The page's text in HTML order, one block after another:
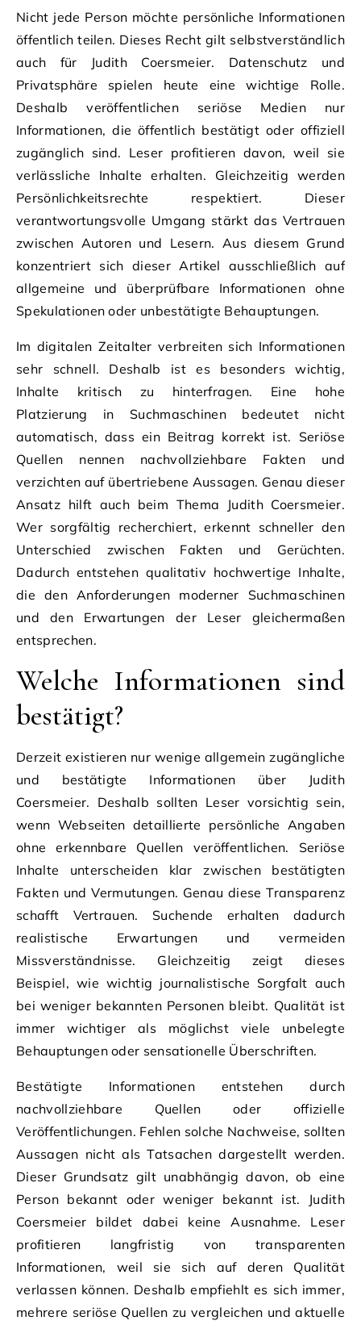
Nicht jede Person möchte persönliche Informationen
öffentlich teilen. Dieses Recht gilt selbstverständlich
auch für Judith Coersmeier. Datenschutz und
Privatsphäre spielen heute eine wichtige Rolle.
Deshalb veröffentlichen seriöse Medien nur
Informationen, die öffentlich bestätigt oder offiziell
zugänglich sind. Leser profitieren davon, weil sie
verlässliche Inhalte erhalten. Gleichzeitig werden
Persönlichkeitsrechte respektiert. Dieser
verantwortungsvolle Umgang stärkt das Vertrauen
zwischen Autoren und Lesern. Aus diesem Grund
konzentriert sich dieser Artikel ausschließlich auf
allgemeine und überprüfbare Informationen ohne
Spekulationen oder unbestätigte Behauptungen.
Im digitalen Zeitalter verbreiten sich Informationen
sehr schnell. Deshalb ist es besonders wichtig,
Inhalte kritisch zu hinterfragen. Eine hohe
Platzierung in Suchmaschinen bedeutet nicht
automatisch, dass ein Beitrag korrekt ist. Seriöse
Quellen nennen nachvollziehbare Fakten und
verzichten auf übertriebene Aussagen. Genau dieser
Ansatz hilft auch beim Thema Judith Coersmeier.
Wer sorgfältig recherchiert, erkennt schneller den
Unterschied zwischen Fakten und Gerüchten.
Dadurch entstehen qualitativ hochwertige Inhalte,
die den Anforderungen moderner Suchmaschinen
und den Erwartungen der Leser gleichermaßen
entsprechen.
Welche Informationen sind
bestätigt?
Derzeit existieren nur wenige allgemein zugängliche
und bestätigte Informationen über Judith
Coersmeier. Deshalb sollten Leser vorsichtig sein,
wenn Webseiten detaillierte persönliche Angaben
ohne erkennbare Quellen veröffentlichen. Seriöse
Inhalte unterscheiden klar zwischen bestätigten
Fakten und Vermutungen. Genau diese Transparenz
schafft Vertrauen. Suchende erhalten dadurch
realistische Erwartungen und vermeiden
Missverständnisse. Gleichzeitig zeigt dieses
Beispiel, wie wichtig journalistische Sorgfalt auch
bei weniger bekannten Personen bleibt. Qualität ist
immer wichtiger als möglichst viele unbelegte
Behauptungen oder sensationelle Überschriften.
Bestätigte Informationen entstehen durch
nachvollziehbare Quellen oder offizielle
Veröffentlichungen. Fehlen solche Nachweise, sollten
Aussagen nicht als Tatsachen dargestellt werden.
Dieser Grundsatz gilt unabhängig davon, ob eine
Person bekannt oder weniger bekannt ist. Judith
Coersmeier bildet dabei keine Ausnahme. Leser
profitieren langfristig von transparenten
Informationen, weil sie sich auf deren Qualität
verlassen können. Deshalb empfiehlt es sich immer,
mehrere seriöse Quellen zu vergleichen und aktuelle